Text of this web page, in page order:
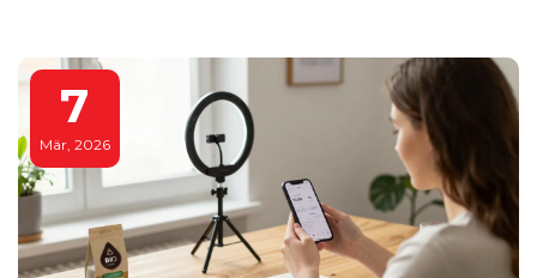
7
Mär, 2026